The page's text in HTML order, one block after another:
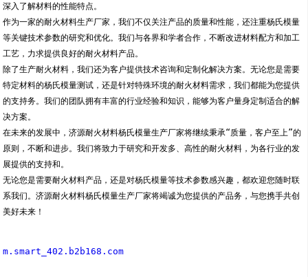
深入了解材料的性能特点。
作为一家的耐火材料生产厂家，我们不仅关注产品的质量和性能，还注重杨氏模量
等关键技术参数的研究和优化。我们与各界和学者合作，不断改进材料配方和加工
工艺，力求提供良好的耐火材料产品。
除了生产耐火材料，我们还为客户提供技术咨询和定制化解决方案。无论您是需要
特定材料的杨氏模量测试，还是针对特殊环境的耐火材料需求，我们都能为您提供
的支持务。我们的团队拥有丰富的行业经验和知识，能够为客户量身定制适合的解
决方案。
在未来的发展中，济源耐火材料杨氏模量生产厂家将继续秉承“质量，客户至上”的
原则，不断和进步。我们将致力于研究和开发多、高性的耐火材料，为各行业的发
展提供的支持和。
无论您是需要耐火材料产品，还是对杨氏模量等技术参数感兴趣，都欢迎您随时联
系我们。济源耐火材料杨氏模量生产厂家将竭诚为您提供的产品务，与您携手共创
美好未来！
m.smart_402.b2b168.com